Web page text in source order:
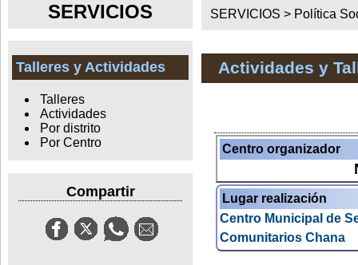
SERVICIOS
Talleres y Actividades
Talleres
Actividades
Por distrito
Por Centro
Compartir
SERVICIOS > Política
Actividades y
Centro organizador
Lugar realización
Centro Municipal de
Comunitarios Chana